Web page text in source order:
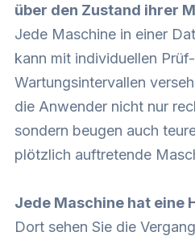
über den Zustand ihrer
Jede Maschine in einer
kann mit individuellen
Wartungsintervallen
die Anwender nicht nur
sondern beugen auch
plötzlich auftretende
Jede Maschine hat eine
Dort sehen Sie die